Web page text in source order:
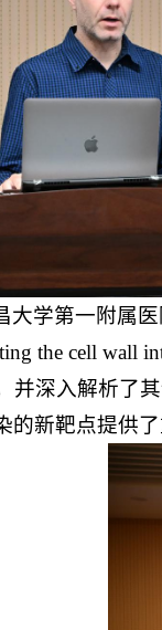
学第一附属
the cell wall
并深入解析了
新靶点提供了